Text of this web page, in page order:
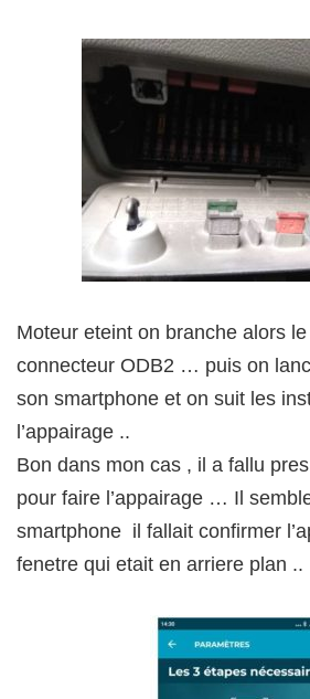
Moteur eteint on branche alors
connecteur ODB2 … puis on
son smartphone et on suit les
l’appairage ..
Bon dans mon cas , il a fallu
pour faire l’appairage … Il
smartphone il fallait confirmer
fenetre qui etait en arriere plan ..